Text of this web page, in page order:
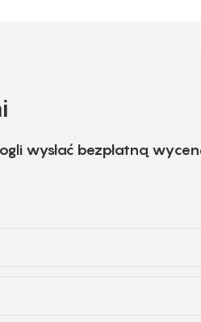
wysłać bezpłatną